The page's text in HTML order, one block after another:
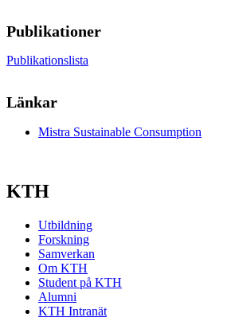
Publikationer
Publikationslista
Länkar
Mistra Sustainable Consumption
KTH
Utbildning
Forskning
Samverkan
Om KTH
Student på KTH
Alumni
KTH Intranät